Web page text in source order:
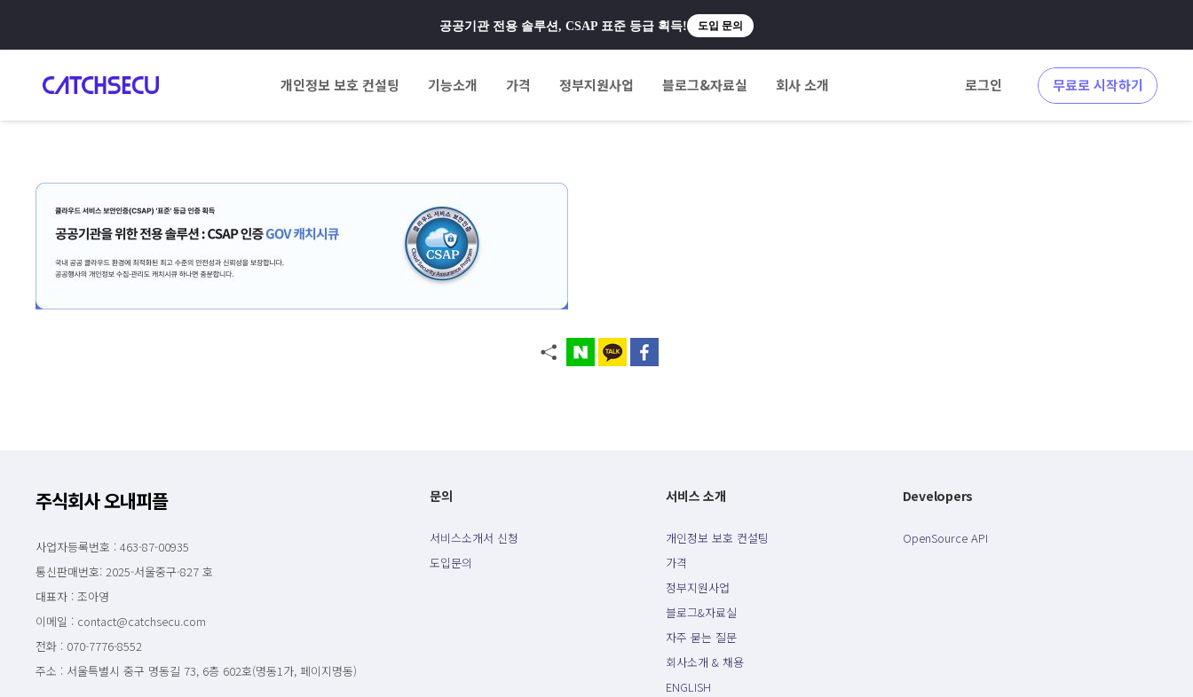
공공기관 전용 솔루션, CSAP 표준 등급 획득! 도입 문의
개인정보 보호 컨설팅 기능소개 가격 정부지원사업 블로그&자료실 회사 소개 로그인 무료로 시작하기
주식회사 오내피플
사업자등록번호 : 463-87-00935
통신판매번호: 2025-서울중구-827 호
대표자 : 조아영
이메일 : contact@catchsecu.com
전화 : 070-7776-8552
주소 : 서울특별시 중구 명동길 73, 6층 602호(명동1가, 페이지명동)
문의
서비스소개서 신청
도입문의
서비스 소개
개인정보 보호 컨설팅
가격
정부지원사업
블로그&자료실
자주 묻는 질문
회사소개 & 채용
ENGLISH
Developers
OpenSource API